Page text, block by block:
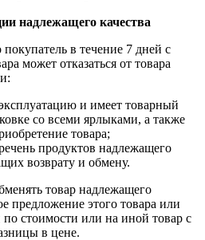
надлежащего качества
в течение 7 дней с
может отказаться от товара
и имеет товарный
со всеми ярлыками, а также
товара;
продуктов надлежащего
возврату и обмену.
товар надлежащего
предложение этого товара или
стоимости или на иной товар с
в цене.